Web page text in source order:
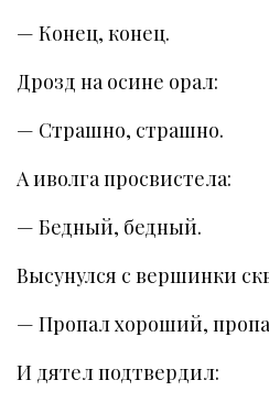
— Конец, конец.
Дрозд на осине орал:
— Страшно, страшно.
А иволга просвистела:
— Бедный, бедный.
Высунулся с вершинки
— Пропал хороший,
И дятел подтвердил: